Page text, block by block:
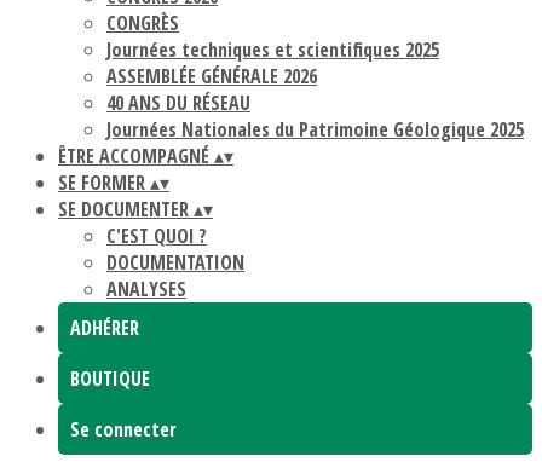
CONGRÈS
Journées techniques et scientifiques 2025
ASSEMBLÉE GÉNÉRALE 2026
40 ANS DU RÉSEAU
Journées Nationales du Patrimoine Géologique 2025
ÊTRE ACCOMPAGNÉ ▴▾
SE FORMER▴▾
SE DOCUMENTER▴▾
C'EST QUOI ?
DOCUMENTATION
ANALYSES
ADHÉRER
BOUTIQUE
Se connecter